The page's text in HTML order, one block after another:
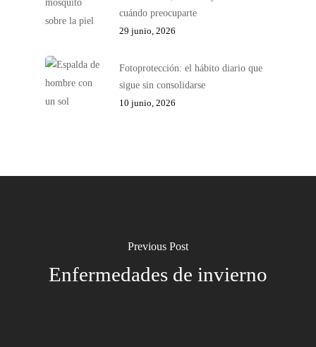
cuándo preocuparte
29 junio, 2026
Fotoprotección: el hábito diario que
sigue sin consolidarse
10 junio, 2026
Previous Post
Enfermedades de invierno